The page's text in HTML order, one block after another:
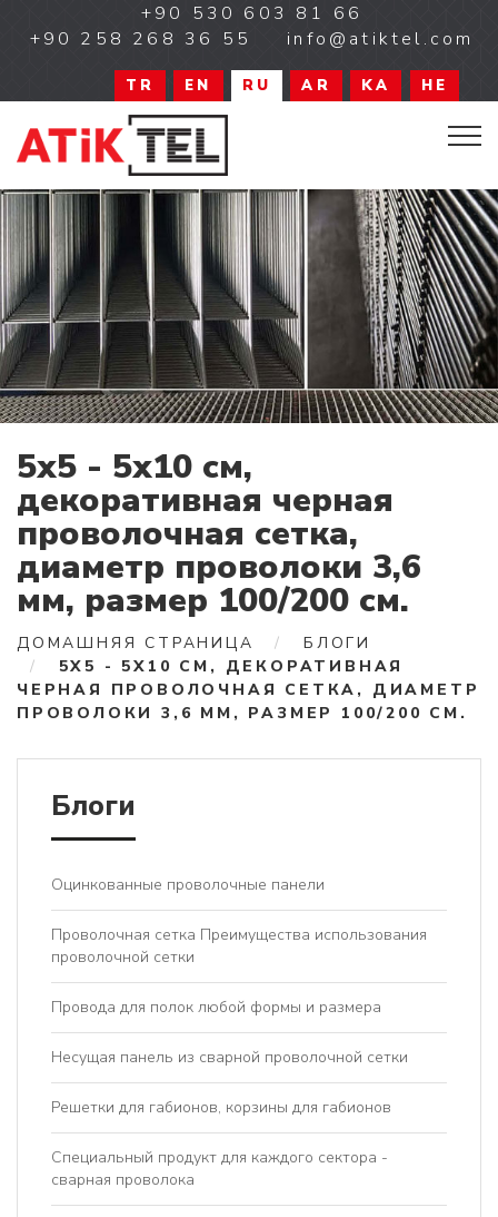
+90 530 603 81 66
+90 258 268 36 55
info@atiktel.com
TR EN RU AR KA HE
5x5 - 5x10 см,
декоративная черная
проволочная сетка,
диаметр проволоки 3,6
мм, размер 100/200 см.
ДОМАШНЯЯ СТРАНИЦА
БЛОГИ
5X5 - 5X10 СМ, ДЕКОРАТИВНАЯ
ЧЕРНАЯ ПРОВОЛОЧНАЯ СЕТКА, ДИАМЕТР
ПРОВОЛОКИ 3,6 ММ, РАЗМЕР 100/200 СМ.
Блоги
Оцинкованные проволочные панели
Проволочная сетка Преимущества использования
проволочной сетки
Провода для полок любой формы и размера
Несущая панель из сварной проволочной сетки
Решетки для габионов, корзины для габионов
Специальный продукт для каждого сектора -
сварная проволока